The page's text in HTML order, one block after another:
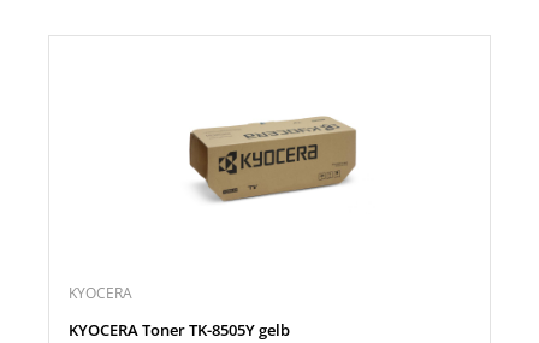
KYOCERA
KYOCERA Toner TK-8505Y gelb